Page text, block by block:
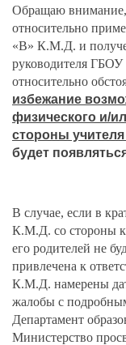
Обращаю внимание,
относительно
«В» К.М.Д. и
руководителя
относительно
избежание
физического и/
стороны
будет
В случае, если в
К.М.Д. со стороны
его родителей не
привлечена к
К.М.Д. намерены
жалобы с
Департамент
Министерство